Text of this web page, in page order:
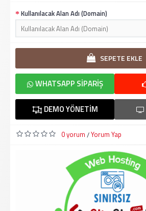
Kullanılacak Alan Adı (Domain)
SEPETE EKLE
WHATSAPP SIPARIŞ
DEMO YÖNETIM
0 yorum /Yorum Yap